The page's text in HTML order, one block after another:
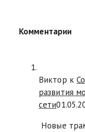
Комментарии
Виктор к
развития
сети
Новые